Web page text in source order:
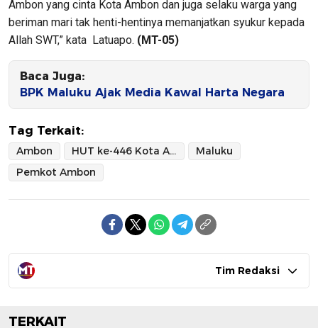
Ambon yang cinta Kota Ambon dan juga selaku warga yang
beriman mari tak henti-hentinya memanjatkan syukur kepada
Allah SWT,” kata Latuapo. (MT-05)
Baca Juga:
BPK Maluku Ajak Media Kawal Harta Negara
Tag Terkait:
Ambon HUT ke-446 Kota Ambon
Maluku
Pemkot Ambon
Tim Redaksi
TERKAIT